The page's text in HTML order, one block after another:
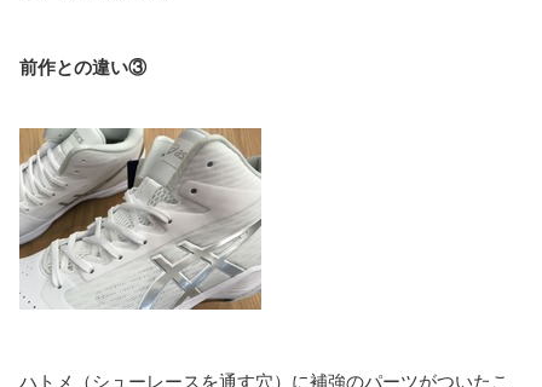
前作との違い③
ハトメ（シューレースを通す穴）に補強のパーツがついたこ